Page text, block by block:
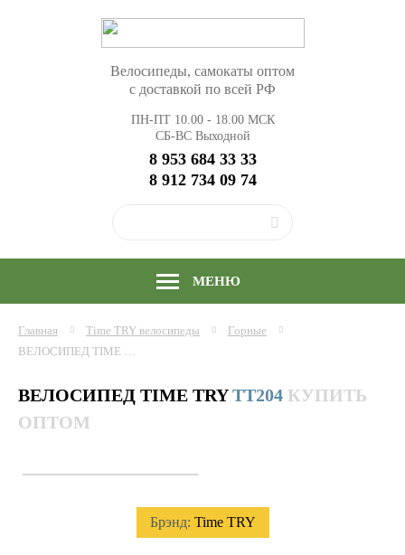
Велосипеды, самокаты оптом
с доставкой по всей РФ
ПН-ПТ 10.00 - 18.00 МСК
СБ-ВС Выходной
8 953 684 33 33
8 912 734 09 74
МЕНЮ
Главная Time TRY велосипеды
Горные
ВЕЛОСИПЕД TIME TRY TT204/21S (27,5"; СКОР. 21) РАМА АЛЮМИНИЙ, КУПИТЬ ОПТОМ
ВЕЛОСИПЕД TIME TRYTT204 КУПИТЬ
ОПТОМ
Брэнд: Time TRY